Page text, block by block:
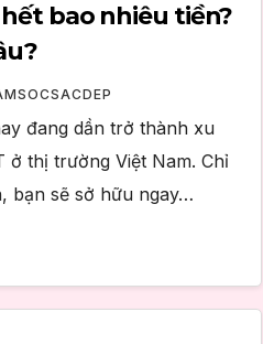
bao nhiêu tiền?
đang dần trở thành xu
ở thị trường Việt Nam. Chỉ
bạn sẽ sở hữu ngay…